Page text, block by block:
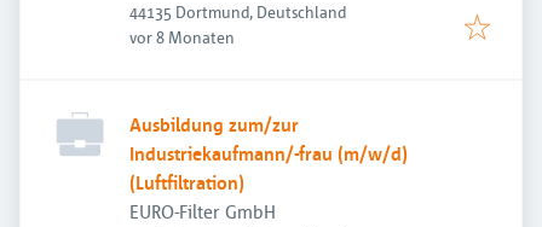
44135 Dortmund, Deutschland
Veröffentlicht:
vor 8 Monaten
Ausbildung zum/zur
Industriekaufmann/-frau (m/w/d)
(Luftfiltration)
EURO-Filter GmbH